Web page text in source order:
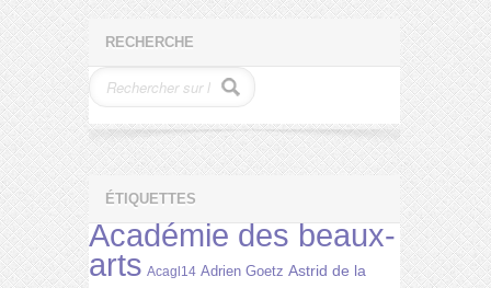
RECHERCHE
ÉTIQUETTES
Académie des beaux-
arts Acagl14 Adrien Goetz Astrid de la